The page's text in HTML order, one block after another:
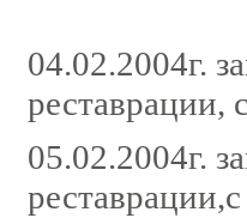
04.02.2004г.
реставрации,
05.02.2004г.